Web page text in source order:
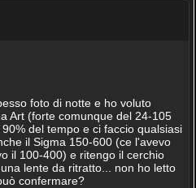
foto di notte e ho voluto
Art (forte comunque del 24-105
del tempo e ci faccio qualsiasi
il Sigma 150-600 (ce l'avevo
il 100-400) e ritengo il cerchio
lente da ritratto... non ho letto
confermare?